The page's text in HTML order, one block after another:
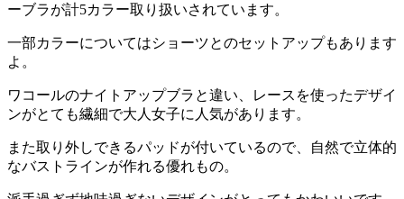
ーブラが計5カラー取り扱いされています。
一部カラーについてはショーツとのセットアップもあります
よ。
ワコールのナイトアップブラと違い、レースを使ったデザイ
ンがとても繊細で大人女子に人気があります。
また取り外しできるパッドが付いているので、自然で立体的
なバストラインが作れる優れもの。